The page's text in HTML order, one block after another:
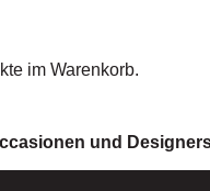
im Warenkorb.
und